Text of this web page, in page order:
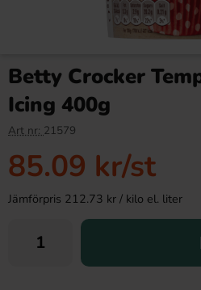
Betty Crocker
Icing 400g
Art nr: 21579
85.09 kr/st
Jämförpris 212.73 kr / kilo el. liter